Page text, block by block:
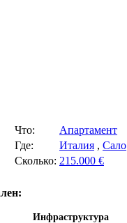
Что:
Апартамент
Где:
Италия , Сало
Сколько: 215.000 €
Инфраструктура